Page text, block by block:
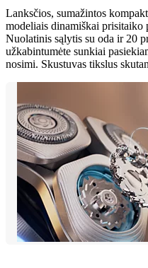
Lanksčios, sumažintos
modeliais dinamiškai
Nuolatinis sąlytis su oda ir 20
užkabintumėte sunkiai
nosimi. Skustuvas tikslus